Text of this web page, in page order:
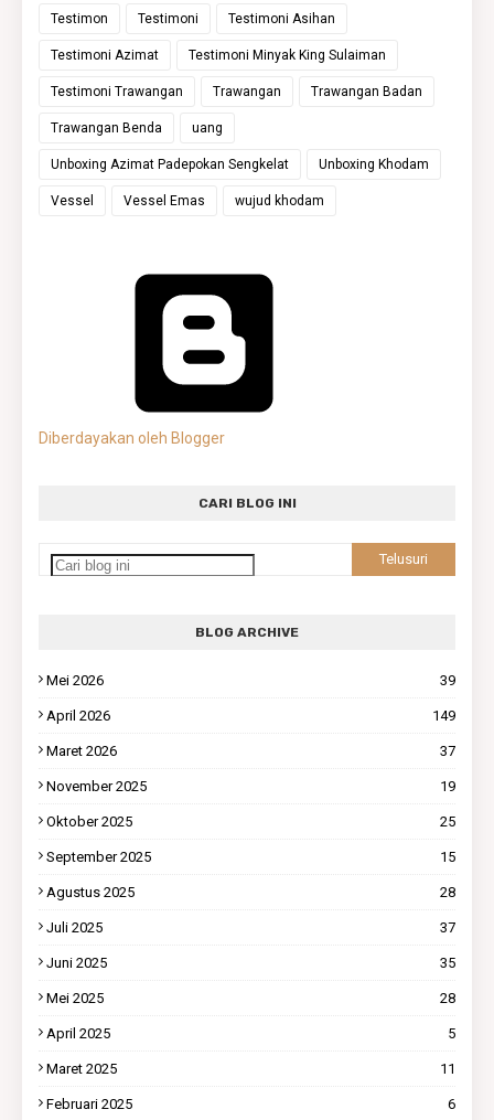
Testimon Testimoni Testimoni Asihan
Testimoni Azimat Testimoni Minyak King Sulaiman
Testimoni Trawangan Trawangan Trawangan Badan
Trawangan Benda uang
Unboxing Azimat Padepokan Sengkelat Unboxing Khodam
Vessel Vessel Emas wujud khodam
Diberdayakan oleh Blogger
CARI BLOG INI
BLOG ARCHIVE
Mei 2026 39
April 2026 149
Maret 2026 37
November 2025 19
Oktober 2025 25
September 2025 15
Agustus 2025 28
Juli 2025 37
Juni 2025 35
Mei 2025 28
April 2025 5
Maret 2025 11
Februari 2025 6